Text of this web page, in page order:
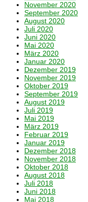
November 2020
September 2020
August 2020
Juli 2020
Juni 2020
Mai 2020
März 2020
Januar 2020
Dezember 2019
November 2019
Oktober 2019
September 2019
August 2019
Juli 2019
Mai 2019
März 2019
Februar 2019
Januar 2019
Dezember 2018
November 2018
Oktober 2018
August 2018
Juli 2018
Juni 2018
Mai 2018